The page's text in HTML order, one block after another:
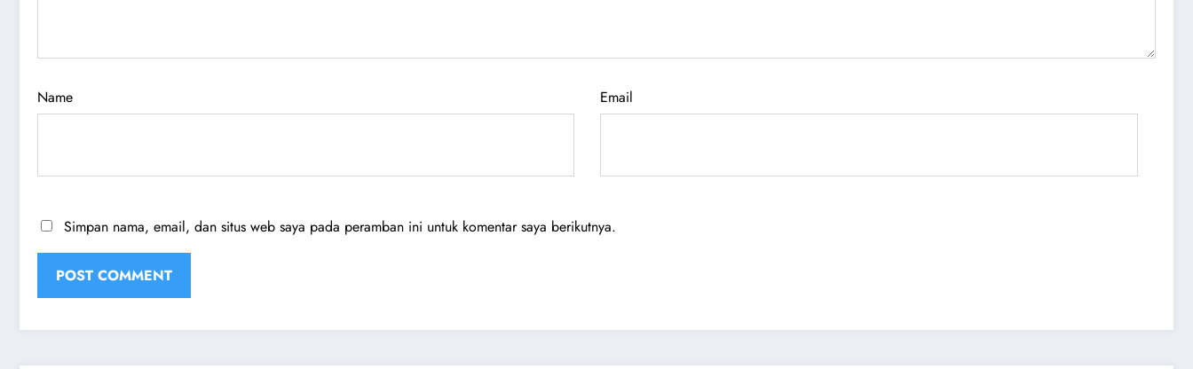
Name Email
Simpan nama, email, dan situs web saya pada peramban ini untuk komentar saya berikutnya.